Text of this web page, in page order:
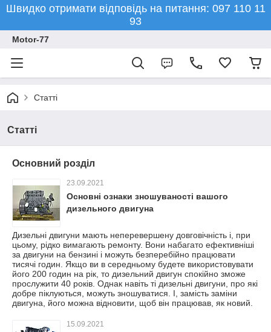
Швидко отримати відповідь на питання: 097 110 11
93
Motor-77
Статті
Статті
Основний розділ
23.09.2021
Основні ознаки зношуваності вашого
дизельного двигуна
Дизельні двигуни мають неперевершену довговічність і, при
цьому, рідко вимагають ремонту. Вони набагато ефективніші
за двигуни на бензині і можуть безперебійно працювати
тисячі годин. Якщо ви в середньому будете використовувати
його 200 годин на рік, то дизельний двигун спокійно зможе
прослужити 40 років. Однак навіть ті дизельні двигуни, про які
добре піклуються, можуть зношуватися. І, замість заміни
двигуна, його можна відновити, щоб він працював, як новий.
15.09.2021